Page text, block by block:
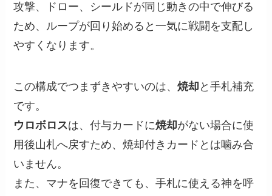
攻撃、ドロー、シールドが同じ動きの中で伸びる
ため、ループが回り始めると一気に戦闘を支配し
やすくなります。
この構成でつまずきやすいのは、焼却 と手札補充
です。
ウロボロスは、付与カードに焼却がない場合に使
用後山札へ戻すため、焼却付きカードとは噛み合
いません。
また、マナを回復できても、手札に使える神を呼